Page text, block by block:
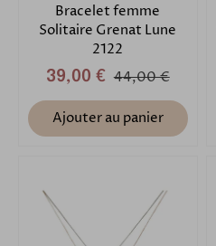
Bracelet femme
Solitaire Grenat Lune
2122
39,00 € 44,00 €
Ajouter au panier